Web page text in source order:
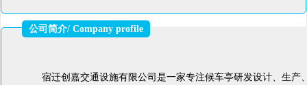
公司简介/ Company profile
宿迁创嘉交通设施有限公司是一家专注候车亭研发设计、生产